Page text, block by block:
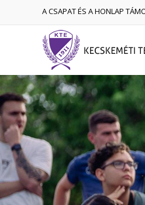
A CSAPAT ÉS A HONLAP